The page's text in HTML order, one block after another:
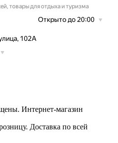
Интернет-магазин
Доставка по всей